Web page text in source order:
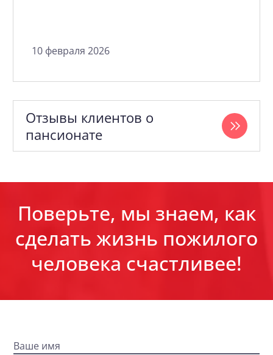
10 февраля 2026
Отзывы клиентов о
пансионате
Поверьте, мы знаем, как
сделать жизнь пожилого
человека счастливее!
Ваше имя